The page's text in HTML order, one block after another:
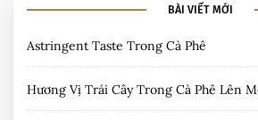
BÀI VIẾT MỚI
Astringent Taste Trong Cà Phê
Hương Vị Trái Cây Trong Cà Phê Lên